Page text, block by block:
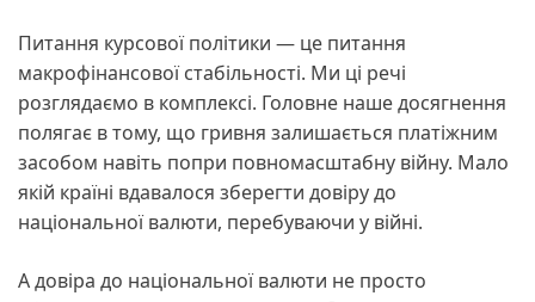
Питання курсової політики — це питання
макрофінансової стабільності. Ми ці речі
розглядаємо в комплексі. Головне наше досягнення
полягає в тому, що гривня залишається платіжним
засобом навіть попри повномасштабну війну. Мало
якій країні вдавалося зберегти довіру до
національної валюти, перебуваючи у війні.
А довіра до національної валюти не просто